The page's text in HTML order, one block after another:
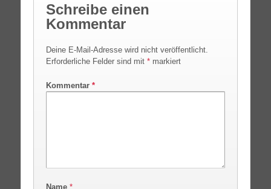
Schreibe einen
Kommentar
Deine E-Mail-Adresse wird nicht veröffentlicht.
Erforderliche Felder sind mit *markiert
Kommentar *
Name *